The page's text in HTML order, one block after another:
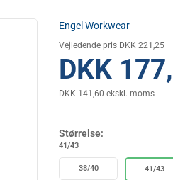
Engel Workwear
Vejledende pris DKK 221,25
DKK
DKK 141,60 ekskl. moms
Størrelse:
41/43
38/40 41/43